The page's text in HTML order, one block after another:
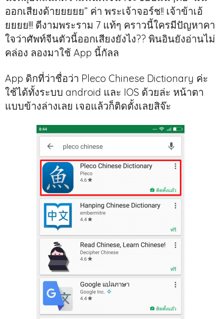
ออกเสียงด้ายยยยย” ค่า พระเจ้าจอร์ช!! เจ้าข้าเอ้
ยยยย!!! ดีงามพระราม 7 แท้ๆ คราวนี้ใครมีปัญหาคา
ใจว่าศัพท์จีนตัวนี้ออกเสียงยังไง?? พินอินยังอ่านไม่
คล่อง ลองมาใช้ App นี้กัลล
App ดิกที่ว่าชื่อว่า Pleco Chinese Dictionary ค่ะ
ใช้ได้ทั้งระบบ android และ IOS ด้วยล่ะ หน้าตา
แบบข้างล่างเลย เจอแล้วก็ติดตั้งเลยสิจ๊ะ